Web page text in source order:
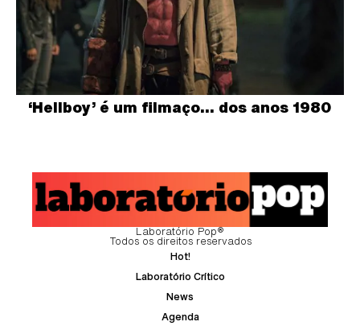
‘Hellboy’ é um filmaço… dos anos 1980
Laboratório Pop®
Todos os direitos reservados
Hot!
Laboratório Crítico
News
Agenda